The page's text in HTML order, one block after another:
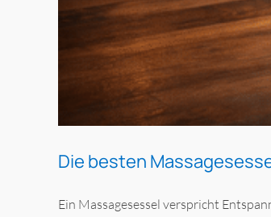
Die besten
Ein Massagesessel verspricht